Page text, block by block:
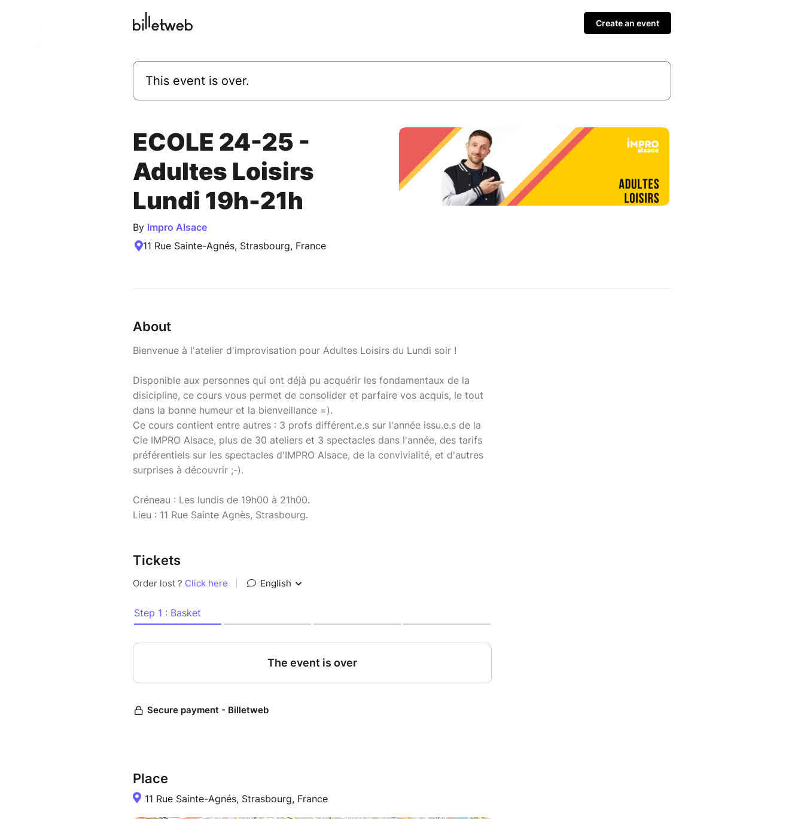
Create an event
This event is over.
ECOLE 24-25 -
Adultes Loisirs
Lundi 19h-21h
By Impro Alsace
11 Rue Sainte-Agnés, Strasbourg, France
About
Bienvenue à l'atelier d'improvisation pour Adultes Loisirs du Lundi soir !
Disponible aux personnes qui ont déjà pu acquérir les fondamentaux de la
disicipline, ce cours vous permet de consolider et parfaire vos acquis, le tout
dans la bonne humeur et la bienveillance =).
Ce cours contient entre autres : 3 profs différent.e.s sur l'année issu.e.s de la
Cie IMPRO Alsace, plus de 30 ateliers et 3 spectacles dans l'année, des tarifs
préférentiels sur les spectacles d'IMPRO Alsace, de la convivialité, et d'autres
surprises à découvrir ;-).
Créneau : Les lundis de 19h00 à 21h00.
Lieu : 11 Rue Sainte Agnès, Strasbourg.
Tickets
Place
11 Rue Sainte-Agnés, Strasbourg, France